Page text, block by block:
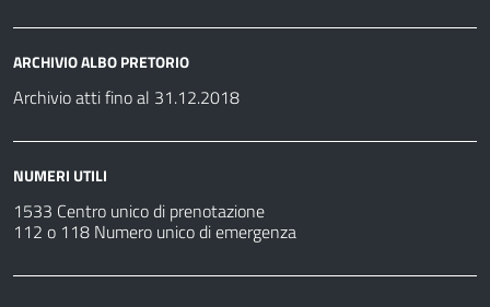
ARCHIVIO ALBO PRETORIO
Archivio atti fino al 31.12.2018
NUMERI UTILI
1533 Centro unico di prenotazione
112 o 118 Numero unico di emergenza